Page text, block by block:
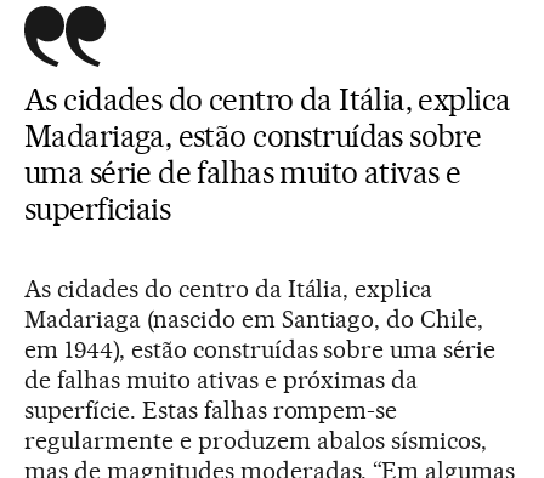
As cidades do centro da Itália, explica
Madariaga, estão construídas sobre
uma série de falhas muito ativas e
superficiais
As cidades do centro da Itália, explica
Madariaga (nascido em Santiago, do Chile,
em 1944), estão construídas sobre uma série
de falhas muito ativas e próximas da
superfície. Estas falhas rompem-se
regularmente e produzem abalos sísmicos,
mas de magnitudes moderadas. “Em algumas